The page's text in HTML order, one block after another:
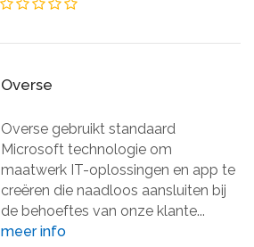
Overse
Overse gebruikt standaard
Microsoft technologie om
maatwerk IT-oplossingen en app te
creëren die naadloos aansluiten bij
de behoeftes van onze klante...
meer info